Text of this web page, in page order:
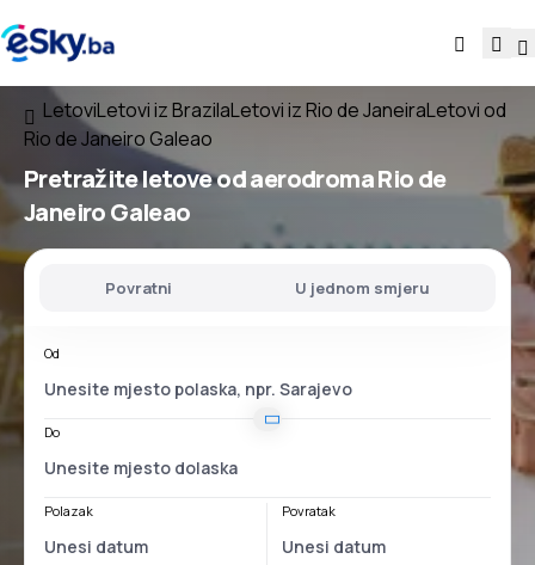
LetoviLetovi iz BrazilaLetovi iz Rio de JaneiraLetovi od
Rio de Janeiro Galeao
Pretražite letoveodaerodromaRio de
Janeiro Galeao
Povratni U jednom smjeru
Od
Do
Polazak Povratak